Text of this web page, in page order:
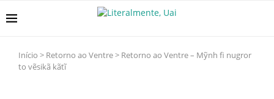
Início > Retorno ao Ventre> Retorno ao Ventre – Mỹnh fi nugror
to vẽsikã kãtĩ